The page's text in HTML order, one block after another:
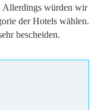
Allerdings würden wir
der Hotels wählen.
bescheiden.